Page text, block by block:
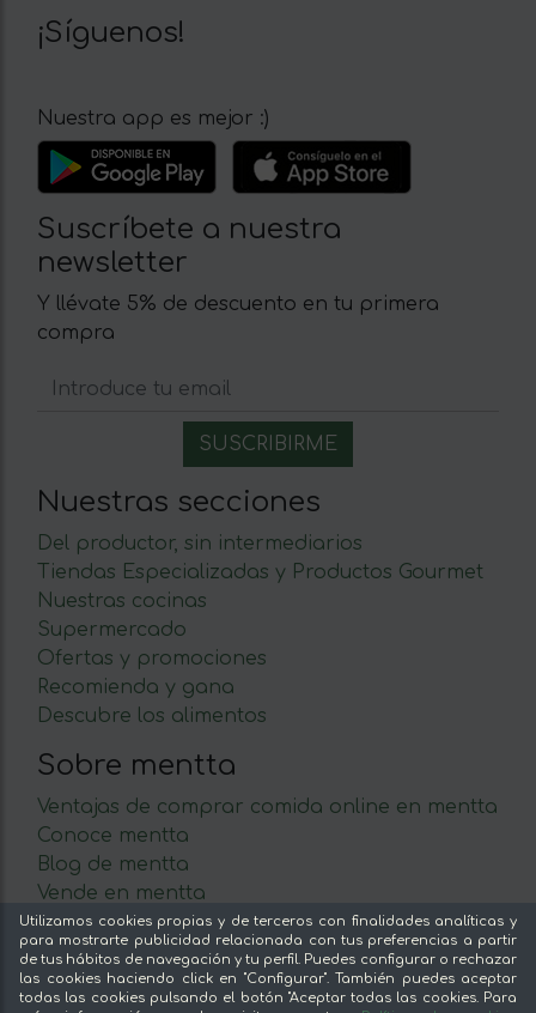
¡Síguenos!
Nuestra app es mejor :)
Suscríbete a nuestra
newsletter
Y llévate 5% de descuento en tu primera
compra
Nuestras secciones
Del productor, sin intermediarios
Tiendas Especializadas y Productos Gourmet
Nuestras cocinas
Supermercado
Ofertas y promociones
Recomienda y gana
Descubre los alimentos
Sobre mentta
Ventajas de comprar comida online en mentta
Conoce mentta
Blog de mentta
Vende en mentta
Fidelización
Preguntas frecuentes
Legal
Utilizamos cookies propias y de terceros con finalidades analíticas y
para mostrarte publicidad relacionada con tus preferencias a partir
de tus hábitos de navegación y tu perfil. Puedes configurar o rechazar
las cookies haciendo click en "Configurar". También puedes aceptar
todas las cookies pulsando el botón "Aceptar todas las cookies. Para